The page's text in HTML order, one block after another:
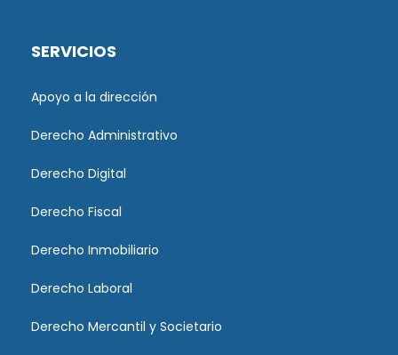
SERVICIOS
Apoyo a la dirección
Derecho Administrativo
Derecho Digital
Derecho Fiscal
Derecho Inmobiliario
Derecho Laboral
Derecho Mercantil y Societario